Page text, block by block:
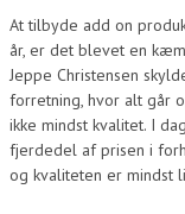
At tilbyde add on
år, er det blevet en
Jeppe Christensen
forretning, hvor alt går
ikke mindst kvalitet. I
fjerdedel af prisen i
og kvaliteten er mindst